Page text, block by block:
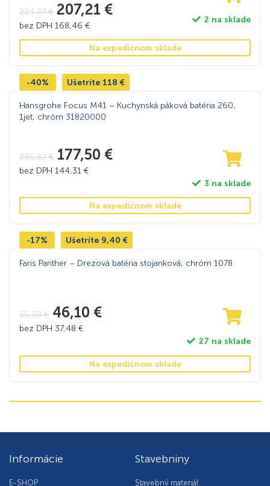
224,27€ 207,21 €
bez DPH 168,46 €
2 na sklade
Na expedičnom sklade
-40% Ušetríte 118 €
Hansgrohe Focus M41 – Kuchynská páková batéria 260,
1jet, chróm 31820000
295,82€ 177,50 €
bez DPH 144,31 €
3 na sklade
Na expedičnom sklade
-17% Ušetríte 9,40 €
Faris Panther – Drezová batéria stojanková, chróm 1078
55,50€ 46,10 €
bez DPH 37,48 €
27 na sklade
Na expedičnom sklade
Informácie
E-SHOP
Stavebniny
Stavebný materiál